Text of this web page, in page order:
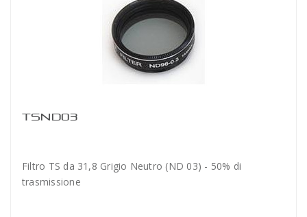
TSND03
Filtro TS da 31,8 Grigio Neutro (ND 03) - 50% di
trasmissione